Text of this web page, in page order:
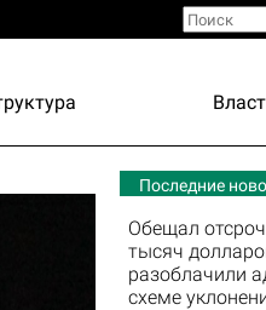
Последние
Обещал
тысяч
разоблачили
схеме